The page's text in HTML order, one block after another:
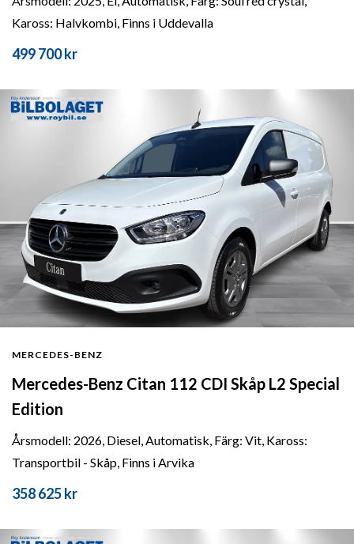
Kaross: Halvkombi, Finns i Uddevalla
499 700 kr
MERCEDES-BENZ
Mercedes-Benz Citan 112 CDI Skåp L2 Special
Edition
Årsmodell: 2026, Diesel, Automatisk, Färg: Vit, Kaross:
Transportbil - Skåp, Finns i Arvika
358 625 kr